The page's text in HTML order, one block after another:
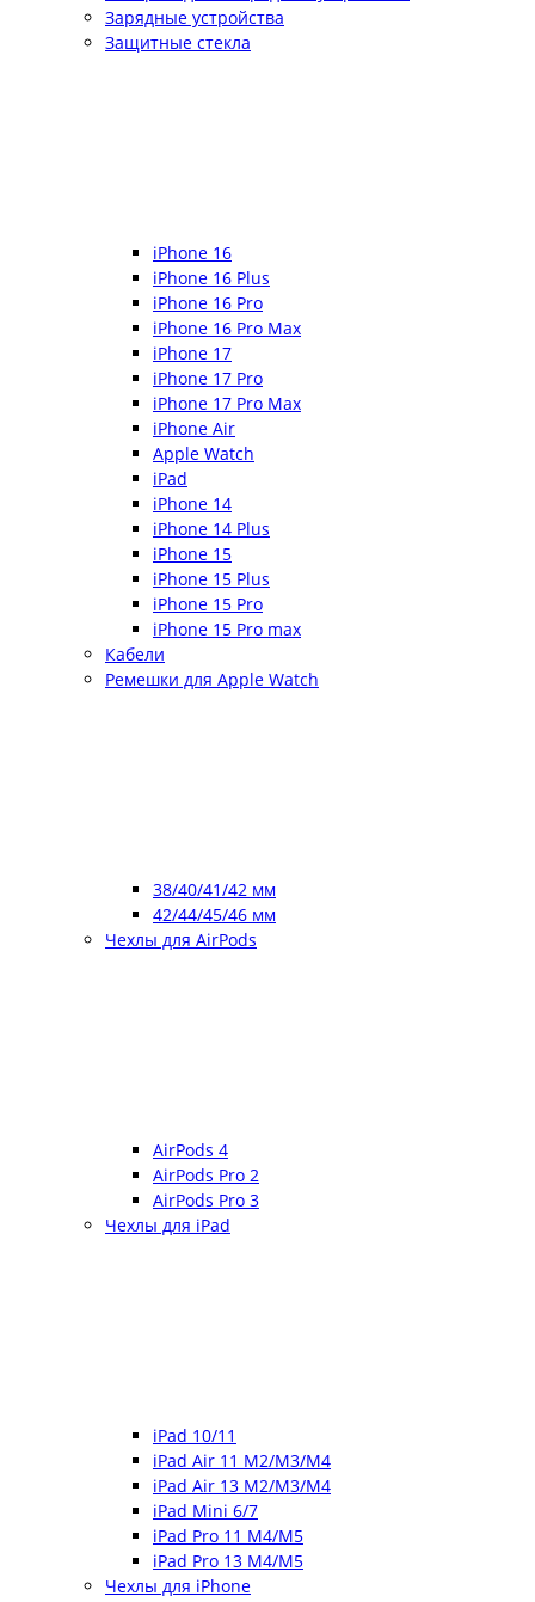
Зарядные устройства
Защитные стекла
iPhone 16
iPhone 16 Plus
iPhone 16 Pro
iPhone 16 Pro Max
iPhone 17
iPhone 17 Pro
iPhone 17 Pro Max
iPhone Air
Apple Watch
iPad
iPhone 14
iPhone 14 Plus
iPhone 15
iPhone 15 Plus
iPhone 15 Pro
iPhone 15 Pro max
Кабели
Ремешки для Apple Watch
38/40/41/42 мм
42/44/45/46 мм
Чехлы для AirPods
AirPods 4
AirPods Pro 2
AirPods Pro 3
Чехлы для iPad
iPad 10/11
iPad Air 11 M2/M3/M4
iPad Air 13 M2/M3/M4
iPad Mini 6/7
iPad Pro 11 M4/M5
iPad Pro 13 M4/M5
Чехлы для iPhone